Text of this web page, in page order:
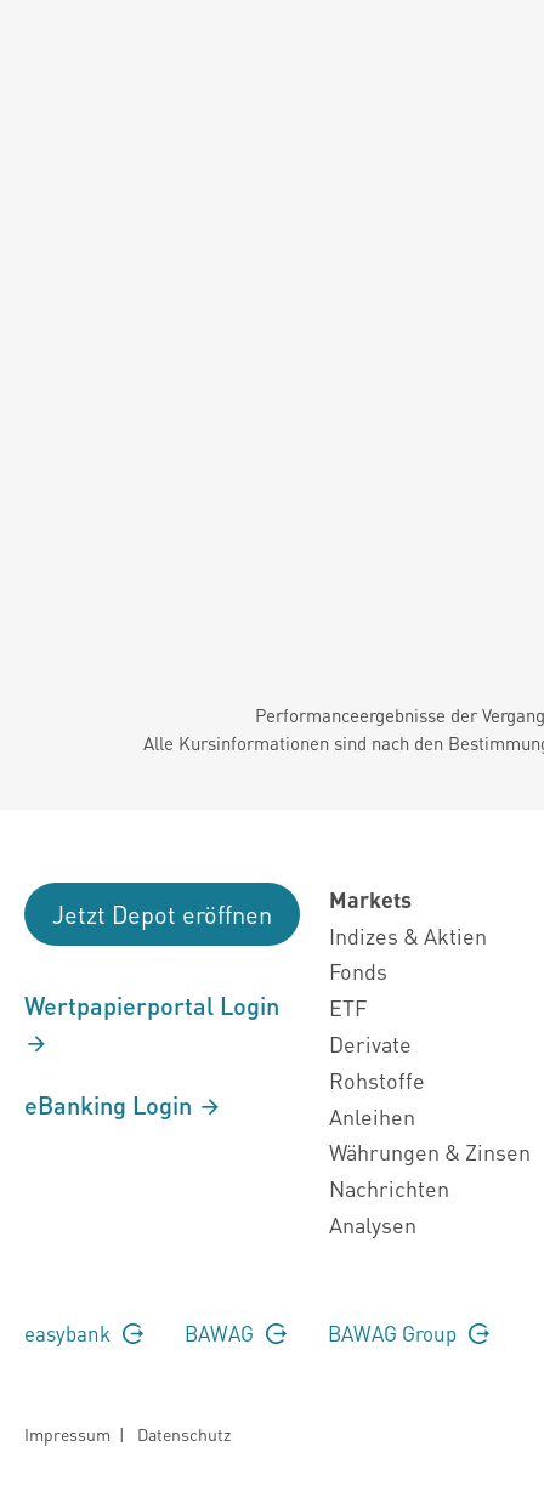
Performanceergebnisse der
Alle Kursinformationen sind nach den
Jetzt Depot eröffnen
Wertpapierportal Login
eBanking Login
Markets
Indizes & Aktien
Fonds
ETF
Derivate
Rohstoffe
Anleihen
Währungen & Zinsen
Nachrichten
Analysen
easybank BAWAG BAWAG Group
Impressum | Datenschutz